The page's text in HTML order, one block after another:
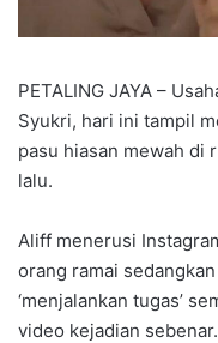
PETALING JAYA –
Syukri, hari ini tampil
pasu hiasan mewah di
lalu.
Aliff menerusi
orang ramai
‘menjalankan tugas’
video kejadian sebenar.